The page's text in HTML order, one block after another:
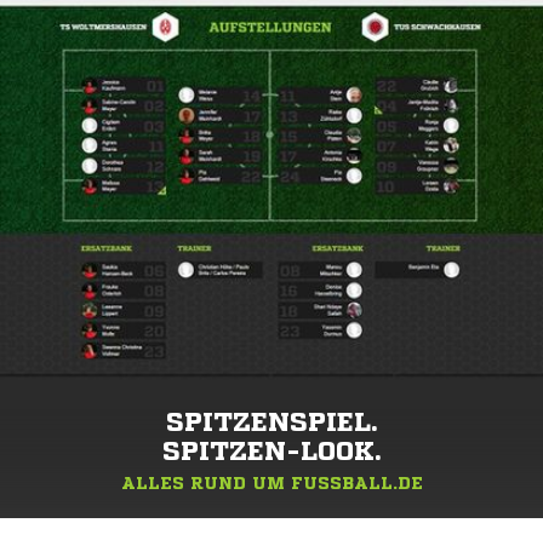
SPITZENSPIEL.
SPITZEN-LOOK.
ALLES RUND UM FUSSBALL.DE